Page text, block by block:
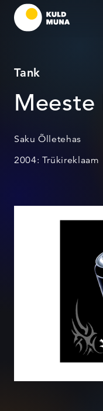
Tank
Meeste
Saku Õlletehas
2004: Trükireklaam